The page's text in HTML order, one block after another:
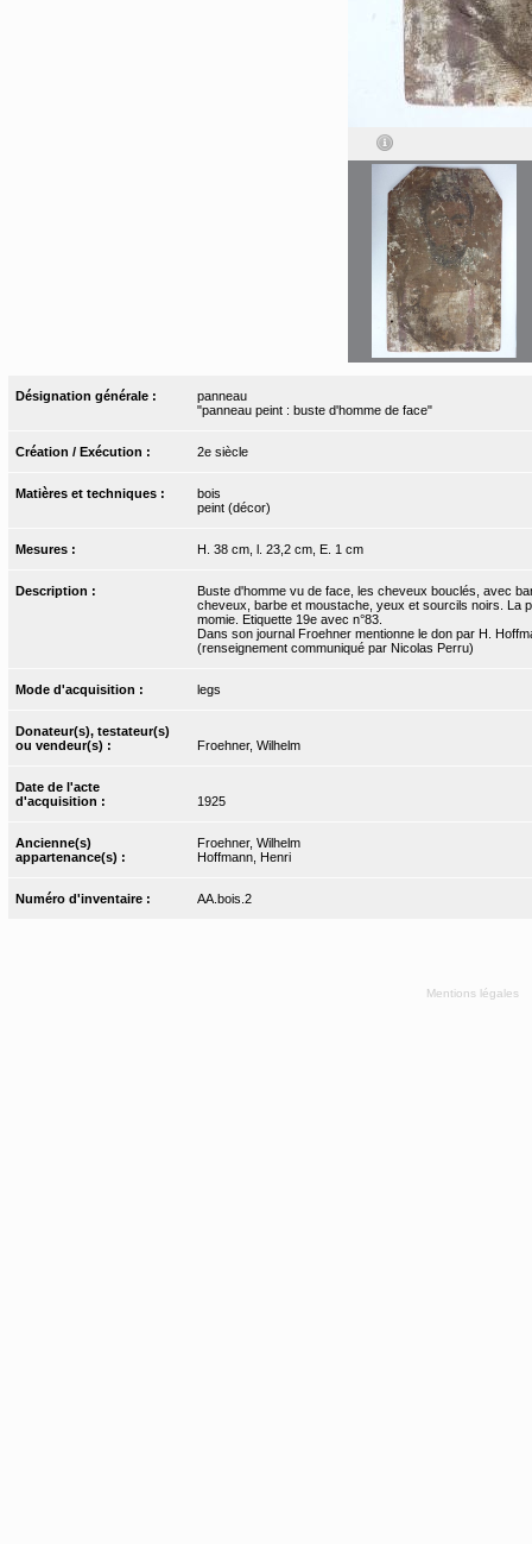
Désignation générale :
panneau
"panneau peint : buste d'homme de face"
Création / Exécution : 2e siècle
Matières et techniques :
bois
peint (décor)
Mesures : H. 38 cm, l. 23,2 cm, E. 1 cm
Description :
Buste d'homme vu de face, les cheveux bouclés, avec
cheveux, barbe et moustache, yeux et sourcils noirs. La
momie. Etiquette 19e avec n°83.
Dans son journal Froehner mentionne le don par H.
(renseignement communiqué par Nicolas Perru)
Mode d'acquisition : legs
Donateur(s), testateur(s)
ou vendeur(s) :
Froehner, Wilhelm
Date de l'acte
d'acquisition :
1925
Ancienne(s)
appartenance(s) :
Froehner, Wilhelm
Hoffmann, Henri
Numéro d'inventaire : AA.bois.2
Mentions légales